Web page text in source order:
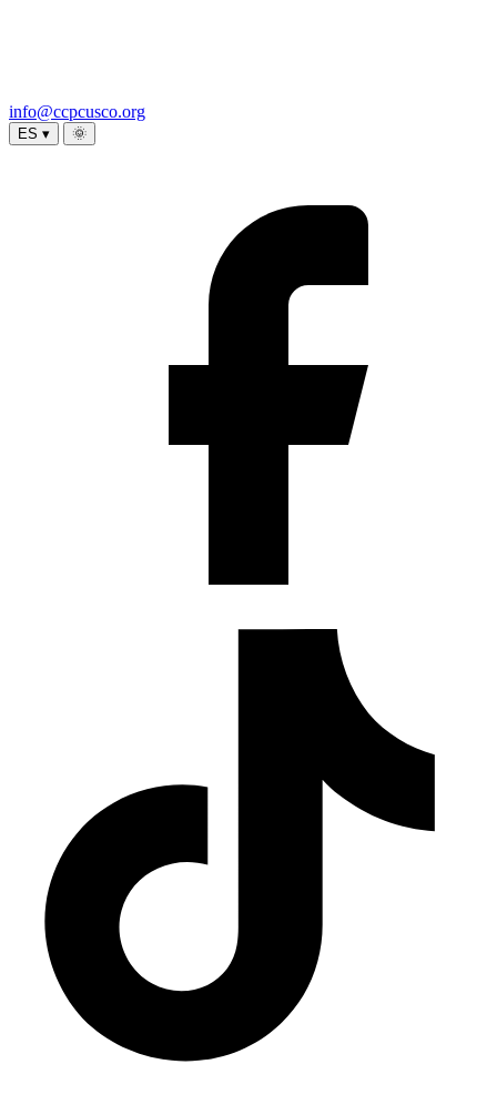
info@ccpcusco.org
ES ▾ 🌞